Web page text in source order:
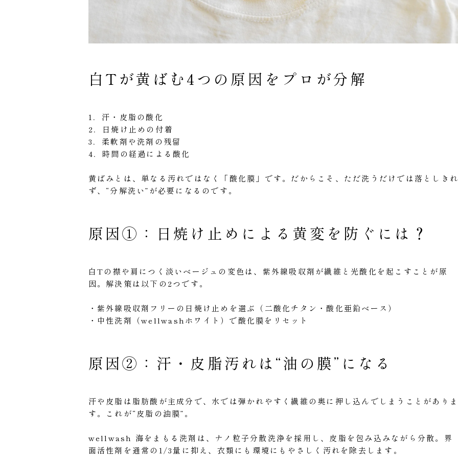
白Tが黄ばむ4つの原因をプロが分解
1．汗・皮脂の酸化
2．日焼け止めの付着
3．柔軟剤や洗剤の残留
4．時間の経過による酸化
黄ばみとは、単なる汚れではなく「酸化膜」です。だからこそ、ただ洗うだけでは落としきれ
ず、“分解洗い”が必要になるのです。
原因①：日焼け止めによる黄変を防ぐには？
白Tの襟や肩につく淡いベージュの変色は、紫外線吸収剤が繊維と光酸化を起こすことが原
因。解決策は以下の2つです。
・紫外線吸収剤フリーの日焼け止めを選ぶ（二酸化チタン・酸化亜鉛ベース）
・中性洗剤（wellwashホワイト）で酸化膜をリセット
原因②：汗・皮脂汚れは“油の膜”になる
汗や皮脂は脂肪酸が主成分で、水では弾かれやすく繊維の奥に押し込んでしまうことがありま
す。これが“皮脂の油膜”。
wellwash 海をまもる洗剤は、ナノ粒子分散洗浄を採用し、皮脂を包み込みながら分散。界
面活性剤を通常の1/3量に抑え、衣類にも環境にもやさしく汚れを除去します。